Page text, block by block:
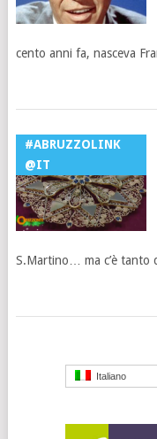
cento anni fa, nasceva
#ABRUZZOLINK
@IT
S.Martino… ma c’è tanto
Italiano